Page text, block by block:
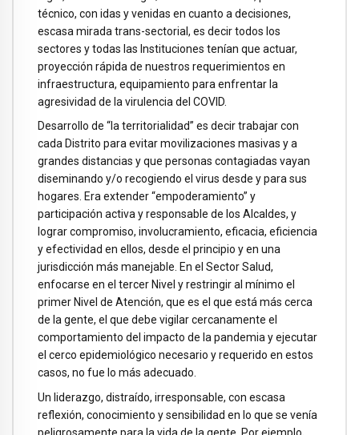
técnico, con idas y venidas en cuanto a decisiones,
escasa mirada trans-sectorial, es decir todos los
sectores y todas las Instituciones tenían que actuar,
proyección rápida de nuestros requerimientos en
infraestructura, equipamiento para enfrentar la
agresividad de la virulencia del COVID.
Desarrollo de “la territorialidad” es decir trabajar con
cada Distrito para evitar movilizaciones masivas y a
grandes distancias y que personas contagiadas vayan
diseminando y/o recogiendo el virus desde y para sus
hogares. Era extender “empoderamiento” y
participación activa y responsable de los Alcaldes, y
lograr compromiso, involucramiento, eficacia, eficiencia
y efectividad en ellos, desde el principio y en una
jurisdicción más manejable. En el Sector Salud,
enfocarse en el tercer Nivel y restringir al mínimo el
primer Nivel de Atención, que es el que está más cerca
de la gente, el que debe vigilar cercanamente el
comportamiento del impacto de la pandemia y ejecutar
el cerco epidemiológico necesario y requerido en estos
casos, no fue lo más adecuado.
Un liderazgo, distraído, irresponsable, con escasa
reflexión, conocimiento y sensibilidad en lo que se venía